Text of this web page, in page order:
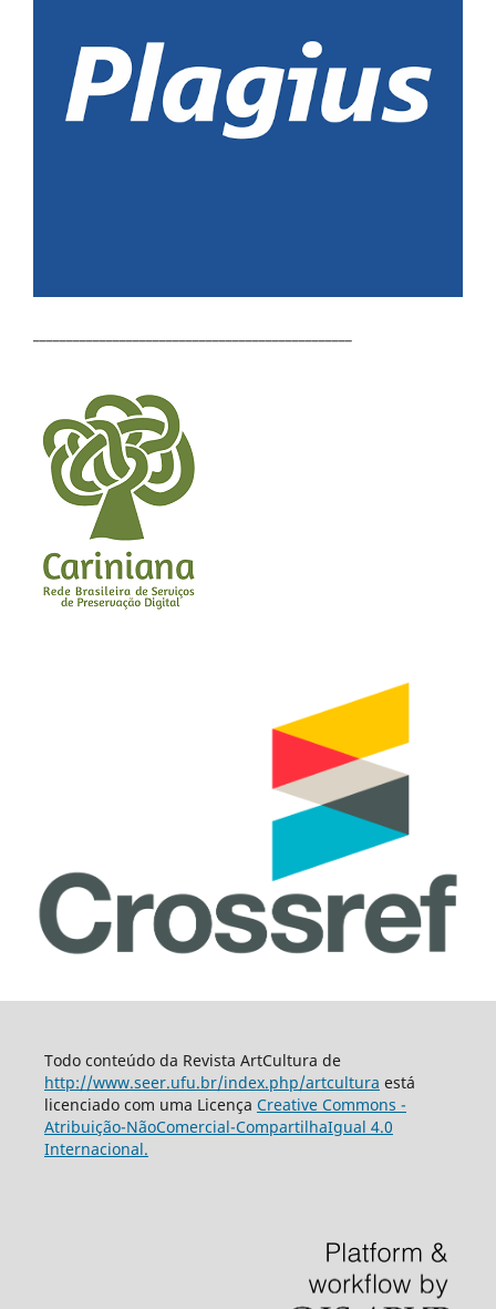
Todo conteúdo da Revista ArtCultura de
http://www.seer.ufu.br/index.php/artcultura está
licenciado com uma Licença Creative Commons -
Atribuição-NãoComercial-CompartilhaIgual 4.0
Internacional.